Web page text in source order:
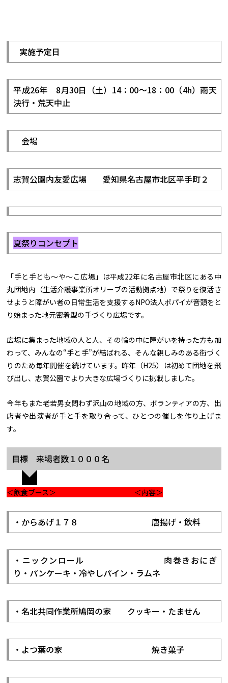
実施予定日
平成26年 8月30日（土）14：00～18：00（4h）雨天
決行・荒天中止
会場
志賀公園内友愛広場 愛知県名古屋市北区平手町２
夏祭りコンセプト
「手と手とも～や～こ広場」は平成22年に名古屋市北区にある中
丸団地内（生活介護事業所オリーブの活動拠点地）で祭りを復活さ
せようと障がい者の日常生活を支援するNPO法人ポパイが音頭をと
り始まった地元密着型の手づくり広場です。
広場に集まった地域の人と人、その輪の中に障がいを持った方も加
わって、みんなの“手と手”が結ばれる、そんな親しみのある街づく
りのため毎年開催を続けています。昨年（H25）は初めて団地を飛
び出し、志賀公園でより大きな広場づくりに挑戦しました。
今年もまた老若男女問わず沢山の地域の方、ボランティアの方、出
店者や出演者が手と手を取り合って、ひとつの催しを作り上げま
す。
目標 来場者数１０００名
＜飲食ブース＞ ＜内容＞
・からあげ１７８ 唐揚げ・飲料
・ニックンロール 肉巻きおにぎ
り・パンケーキ・冷やしパイン・ラムネ
・名北共同作業所鳩岡の家 クッキー・たません
・よつ葉の家 焼き菓子